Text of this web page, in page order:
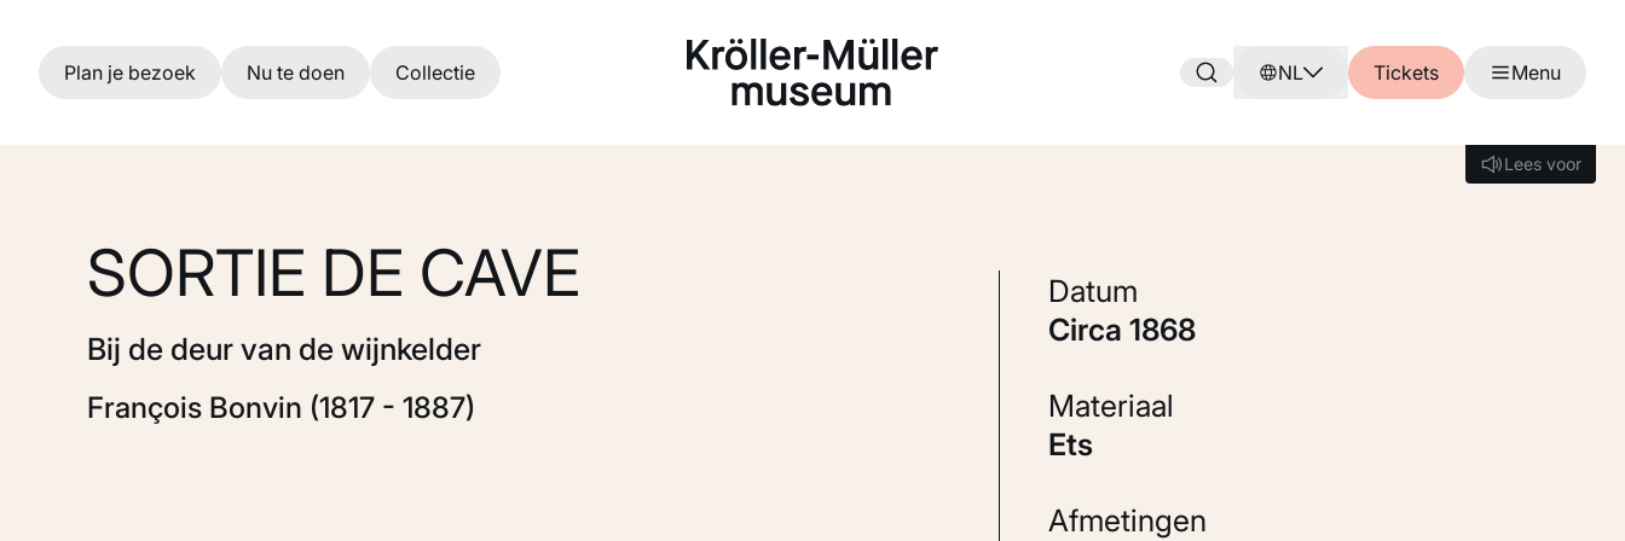
Ga naar hoofdinhoud
Plan je bezoek Nu te doen Collectie NL Tickets Menu
Lees voor
Lees voor
SORTIE DE CAVE
Bij de deur van de wijnkelder
François Bonvin (1817 - 1887)
Datum
circa 1868
Materiaal
Ets
Afmetingen